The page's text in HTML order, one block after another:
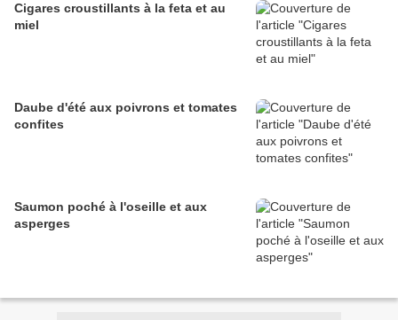
Cigares croustillants à la feta et au
miel
Daube d'été aux poivrons et tomates
confites
Saumon poché à l'oseille et aux
asperges